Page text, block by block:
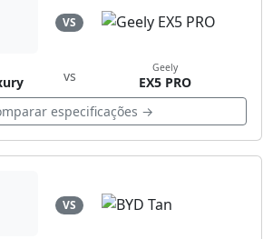
VS
vs Geely
EX5 PRO
especificações →
VS